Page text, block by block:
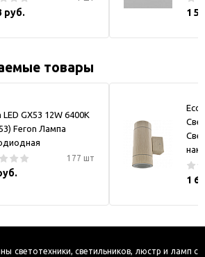
руб. 1
товары
LED GX53 12W 6400K
Feron Лампа
177 шт
1
светотехники, светильников, люстр и ламп с